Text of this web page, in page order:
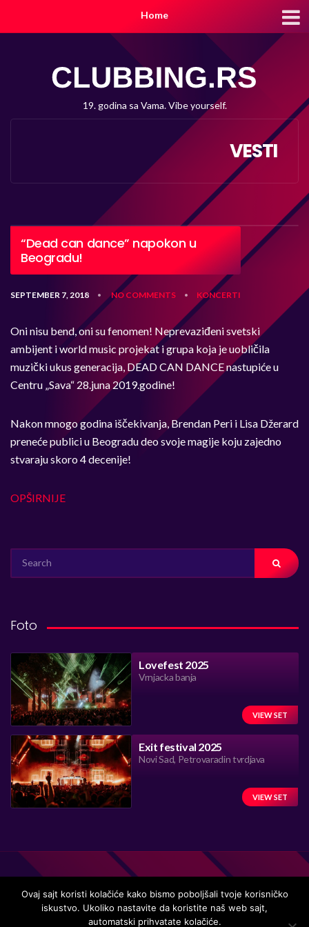
Home
19. godina sa Vama. Vibe yourself.
VESTI
“Dead can dance” napokon u
Beogradu!
SEPTEMBER 7, 2018 • NO COMMENTS • KONCERTI
Oni nisu bend, oni su fenomen! Neprevaziđeni svetski
ambijent i world music projekat i grupa koja je uobličila
muzički ukus generacija, DEAD CAN DANCE nastupiće u
Centru „Sava“ 28.juna 2019.godine!
Nakon mnogo godina iščekivanja, Brendan Peri i Lisa Džerard
preneće publici u Beogradu deo svoje magije koju zajedno
stvaraju skoro 4 decenije!
OPŠIRNIJE
FOR:
Foto
Lovefest 2025
Vrnjacka banja
VIEW SET
Exit festival 2025
Novi Sad, Petrovaradin tvrdjava
VIEW SET
Handmade in Serbia 15 years ago, while listening to the great
Ovaj sajt koristi kolačiće kako bismo poboljšali tvoje korisničko
iskustvo. Ukoliko nastavite da koristite naš web sajt,
automatski prihvatate kolačiće.